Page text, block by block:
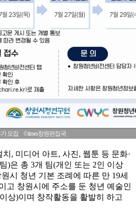
모집 ©times창원편집국
, 미디어 아트, 사진, 웹툰 등 문화·
)은 총 3개 팀(개인 또는 2인 이상
시 청년 기본 조례에 따른 만 19세
고 창원시에 주소를 둔 청년 예술인
상)이며 창작활동을 활발히 하고